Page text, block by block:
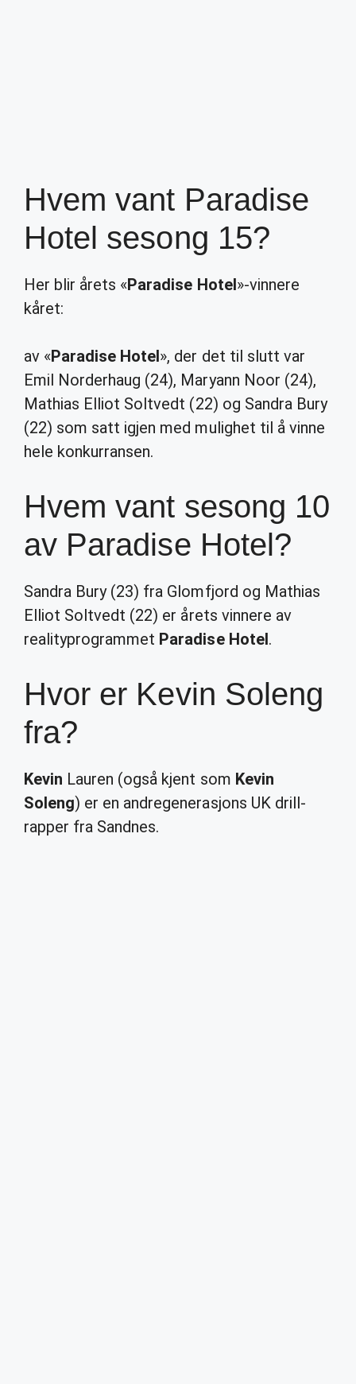
Hvem vant Paradise
Hotel sesong 15?
Her blir årets «Paradise Hotel»-vinnere
kåret:
av «Paradise Hotel», der det til slutt var
Emil Norderhaug (24), Maryann Noor (24),
Mathias Elliot Soltvedt (22) og Sandra Bury
(22) som satt igjen med mulighet til å vinne
hele konkurransen.
Hvem vant sesong 10
av Paradise Hotel?
Sandra Bury (23) fra Glomfjord og Mathias
Elliot Soltvedt (22) er årets vinnere av
realityprogrammet Paradise Hotel.
Hvor er Kevin Soleng
fra?
Kevin Lauren (også kjent som Kevin
Soleng) er en andregenerasjons UK drill-
rapper fra Sandnes.